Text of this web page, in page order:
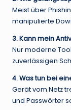
Meist über
manipulierte
3. Kann mein
Nur moderne
zuverlässigen
4. Was tun bei
Gerät vom Netz
und Passwörter